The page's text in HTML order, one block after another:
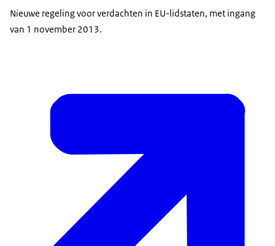
Nieuwe regeling voor verdachten in EU-lidstaten, met ingang
van 1 november 2013.